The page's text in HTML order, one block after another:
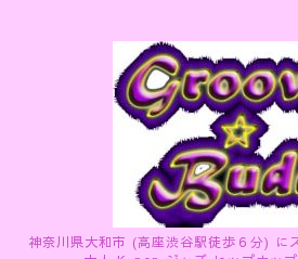
神奈川県大和市 (高座渋谷駅徒歩６分) に